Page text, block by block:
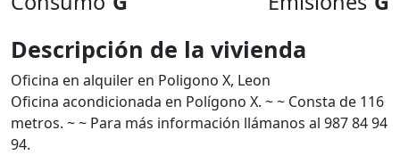
Descripción de la vivienda
Oficina en alquiler en Poligono X, Leon
Oficina acondicionada en Polígono X. ~ ~ Consta de 116
metros. ~ ~ Para más información llámanos al 987 84 94
94.